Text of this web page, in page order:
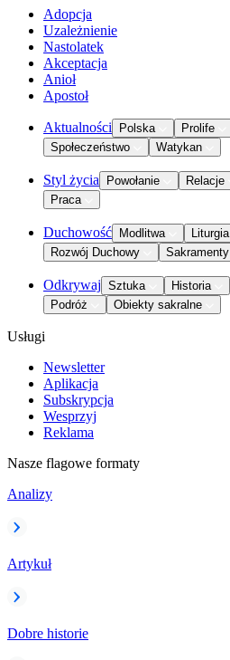
Adopcja
Uzależnienie
Nastolatek
Akceptacja
Anioł
Apostoł
Aktualności Polska Prolife
Społeczeństwo
Watykan
Styl życia Powołanie Relacje
Praca
Duchowość Modlitwa Liturgia
Rozwój Duchowy
Sakramenty
Odkrywaj Sztuka Historia
Podróż
Obiekty sakralne
Usługi
Newsletter
Aplikacja
Subskrypcja
Wesprzyj
Reklama
Nasze flagowe formaty
Analizy
Artykuł
Dobre historie